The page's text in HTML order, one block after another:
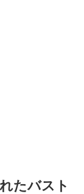
たバスト